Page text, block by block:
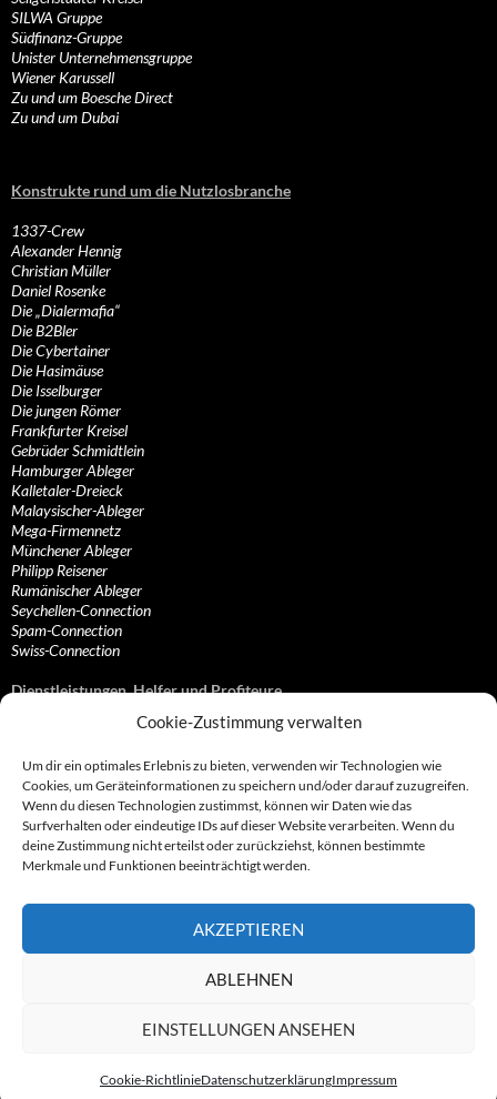
Cookie-Zustimmung verwalten
Um dir ein optimales Erlebnis zu bieten, verwenden wir Technologien wie
Cookies, um Geräteinformationen zu speichern und/oder darauf zuzugreifen.
Wenn du diesen Technologien zustimmst, können wir Daten wie das
Surfverhalten oder eindeutige IDs auf dieser Website verarbeiten. Wenn du
deine Zustimmung nicht erteilst oder zurückziehst, können bestimmte
Merkmale und Funktionen beeinträchtigt werden.
AKZEPTIEREN
ABLEHNEN
EINSTELLUNGEN ANSEHEN
Cookie-RichtlinieDatenschutzerklärungImpressum
SILWA Gruppe
Südfinanz-Gruppe
Unister Unternehmensgruppe
Wiener Karussell
Zu und um Boesche Direct
Zu und um Dubai
Konstrukte rund um die Nutzlosbranche
1337-Crew
Alexander Hennig
Christian Müller
Daniel Rosenke
Die „Dialermafia“
Die B2Bler
Die Cybertainer
Die Hasimäuse
Die Isselburger
Die jungen Römer
Frankfurter Kreisel
Gebrüder Schmidtlein
Hamburger Ableger
Kalletaler-Dreieck
Malaysischer-Ableger
Mega-Firmennetz
Münchener Ableger
Philipp Reisener
Rumänischer Ableger
Seychellen-Connection
Spam-Connection
Swiss-Connection
Dienstleistungen, Helfer und Profiteure
Anonymisierungsdienste, VPN- und Web-Proxy…
Bezahlsysteme, Finanzdienstleister und…
Bürodienstleister, Firmengründer- und/oder…
Datenhändler, Adressbroker und zielgerichtetes…
Hosting, Routing, Provider, Domain-, Web- und…
Inkasso, Forderungsmanagement und eintreibende…
Spieleanbieter, Online- und Browsergames
Partnerprogramme, Vertriebskanäle- und…
Telekommunikationsdienstleister, Internet…
Vereine, Verbände, Vereinigungen und Lobbyisten
Web-Rotlichtbezirk, Erotik- und XXX-Anbieter
Sonstige Dienstleister, Profiteure und Kooperationen
© 2007 - 2026 by Abzocknews.de